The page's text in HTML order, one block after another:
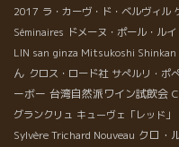
2017 ラ・カーヴ・ド・ベルヴィル
Séminaires ドメーヌ・ポール・ル
LIN san ginza Mitsukoshi Shinkan
ん クロス・ロード社 サぺルリ・ポ
ーボー 台湾自然派ワイン試飲会
グランクリュ キューヴェ「レッド」
Sylvère Trichard Nouveau クロ・